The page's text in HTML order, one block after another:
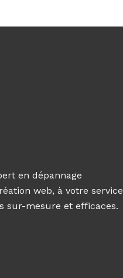
en dépannage
web, à votre service
sur-mesure et efficaces.